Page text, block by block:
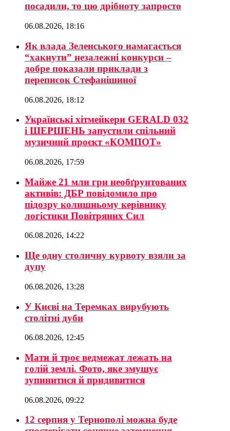
посадили, то цю дрібноту запросто
06.08.2026, 18:16
Як влада Зеленського намагається
“хакнути” незалежні конкурси –
добре показали приклади з
переписок Стефанішиної
06.08.2026, 18:12
Українські хітмейкери GERALD 032
і ШЕРШЕНЬ запустили спільний
музичний проєкт «КОМПОТ»
06.08.2026, 17:59
Майже 21 млн грн необґрунтованих
активів: ДБР повідомило про
підозру колишньому керівнику
логістики Повітряних Сил
06.08.2026, 14:22
Ще одну столичну курвоту взяли за
дупу
06.08.2026, 13:28
У Києві на Теремках вирубують
столітні дуби
06.08.2026, 12:45
Мати й троє ведмежат лежать на
голій землі. Фото, яке змушує
зупинитися й придивитися
06.08.2026, 09:22
12 серпня у Тернополі можна буде